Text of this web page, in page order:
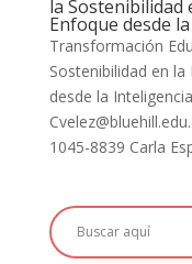
la Sostenibilidad
Enfoque desde
Transformación
Sostenibilidad en
desde la
1045-8839 Carla